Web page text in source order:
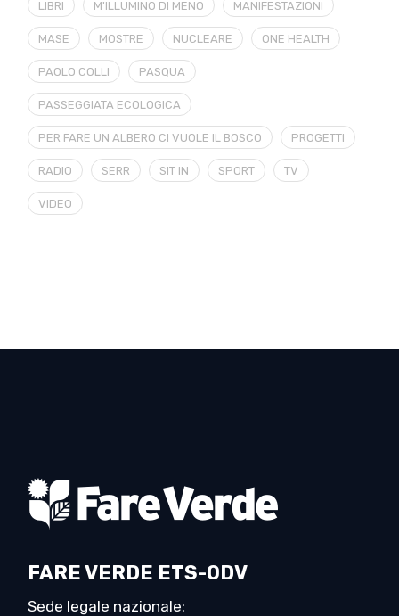
LIBRI M'ILLUMINO DI MENO MANIFESTAZIONI
MASE MOSTRE NUCLEARE ONE HEALTH
PAOLO COLLI PASQUA
PASSEGGIATA ECOLOGICA
PER FARE UN ALBERO CI VUOLE IL BOSCO PROGETTI
RADIO SERR SIT IN SPORT TV
VIDEO
FARE VERDE ETS-ODV
Sede legale nazionale: